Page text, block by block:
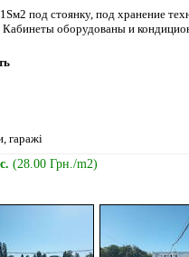
под стоянку, под хранение
оборудованы и
гаражі
(28.00 Грн./m2)